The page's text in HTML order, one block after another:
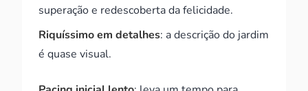
superação e redescoberta da felicidade.
Riquíssimo em detalhes: a descrição do jardim
é quase visual.